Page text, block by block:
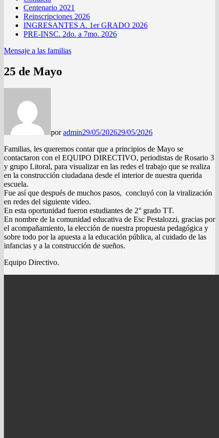
Centenario 2021
Reinscripciones 2026
INGRESANTES A. 1er GRADO 2026
PRE-INSC. 2do. a 7mo. 2026
Mensaje a las familias
25 de Mayo
poradmin29/05/202629/05/2026
Familias, les queremos contar que a principios de Mayo se
contactaron con el EQUIPO DIRECTIVO, periodistas de Rosario 3
y grupo Litoral, para visualizar en las redes el trabajo que se realiza
en la construcción ciudadana desde el interior de nuestra querida
escuela.
Fue así que después de muchos pasos, concluyó con la viralización
en redes del siguiente video.
En esta oportunidad fueron estudiantes de 2° grado TT.
En nombre de la comunidad educativa de Esc Pestalozzi, gracias por
el acompañamiento, la elección de nuestra propuesta pedagógica y
sobre todo por la apuesta a la educación pública, al cuidado de las
infancias y a la construcción de sueños.
Equipo Directivo.